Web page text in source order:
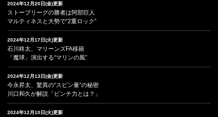
2024年12月20日(金)更新
ストーブリーグの勝者は阿部巨人
マルティネスと大勢で“2重ロック”
2024年12月17日(火)更新
石川柊太、マリーンズFA移籍
「魔球」演出する“マリンの風”
2024年12月13日(金)更新
今永昇太、驚異の“スピン量”の秘密
川口和久が解説「ピンチ力とは？」
2024年12月10日(火)更新